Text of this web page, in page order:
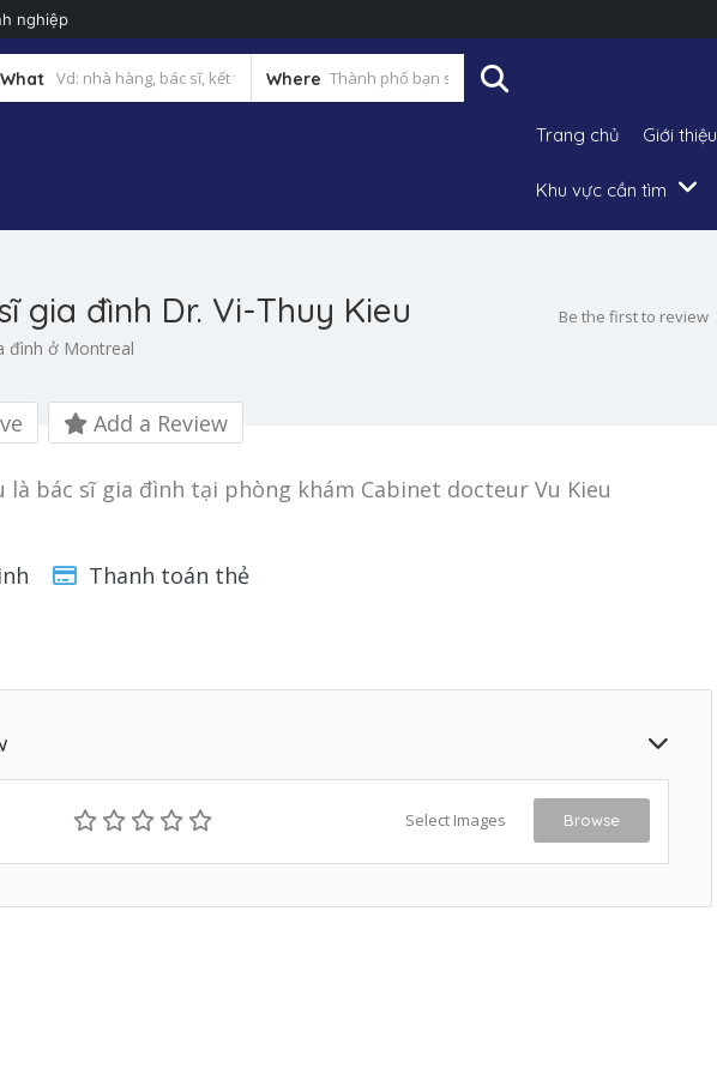
nghiệp
What Where
Trang chủ Giới thiệu
Khu vực cần tìm
gia đình Dr. Vi-Thuy Kieu
đình ở Montreal
Be the first to review
Add a Review
là bác sĩ gia đình tại phòng khám Cabinet docteur Vu Kieu
Thanh toán thẻ
Select Images Browse